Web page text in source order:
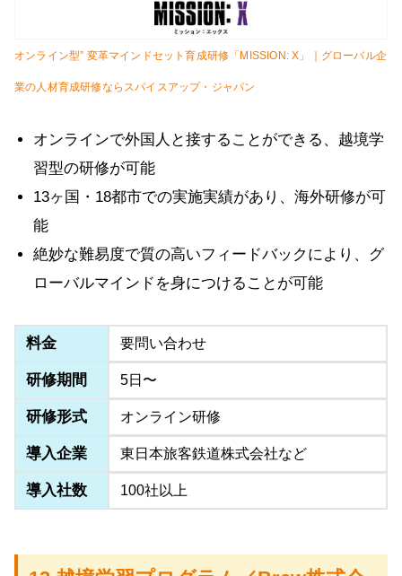
オンライン型” 変革マインドセット育成研修「MISSION: X」｜グローバル企
業の人材育成研修ならスパイスアップ・ジャパン
オンラインで外国人と接することができる、越境学
習型の研修が可能
13ヶ国・18都市での実施実績があり、海外研修が可
能
絶妙な難易度で質の高いフィードバックにより、グ
ローバルマインドを身につけることが可能
料金 要問い合わせ
研修期間 5日〜
研修形式 オンライン研修
導入企業 東日本旅客鉄道株式会社など
導入社数 100社以上